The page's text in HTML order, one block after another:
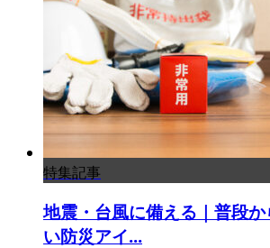
特集記事
地震・台風に備える｜普段
い防災アイ...